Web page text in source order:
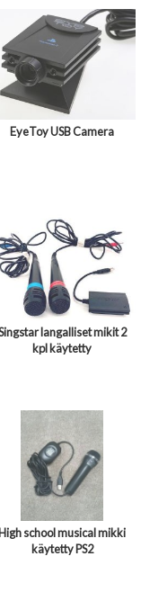
EyeToy USB Camera
langalliset mikit 2
kpl käytetty
High school musical mikki
käytetty PS2